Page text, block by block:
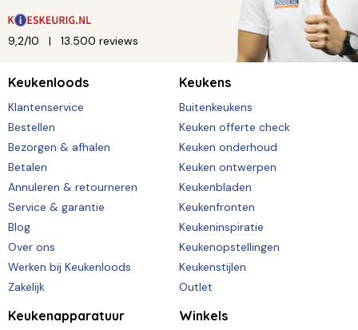
9,2/10 13.500 reviews
Keukenloods
Klantenservice
Bestellen
Bezorgen & afhalen
Betalen
Annuleren & retourneren
Service & garantie
Blog
Over ons
Werken bij Keukenloods
Zakelijk
Keukens
Buitenkeukens
Keuken offerte check
Keuken onderhoud
Keuken ontwerpen
Keukenbladen
Keukenfronten
Keukeninspiratie
Keukenopstellingen
Keukenstijlen
Outlet
Keukenapparatuur Winkels